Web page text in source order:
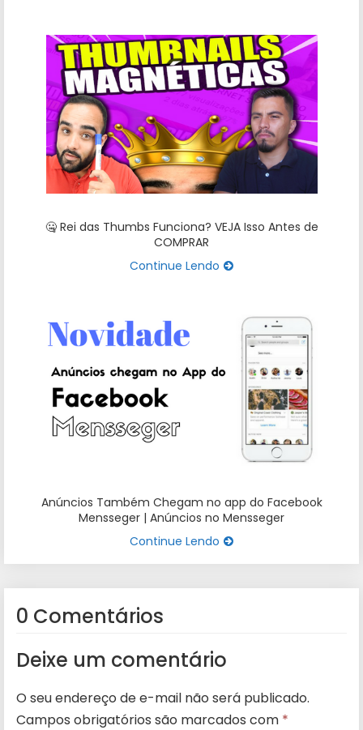
🤐 Rei das Thumbs Funciona? VEJA Isso Antes de
COMPRAR
Continue Lendo
Anúncios Também Chegam no app do Facebook
Mensseger | Anúncios no Mensseger
Continue Lendo
0 Comentários
Deixe um comentário
O seu endereço de e-mail não será publicado.
Campos obrigatórios são marcados com *